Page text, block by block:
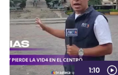
1:10